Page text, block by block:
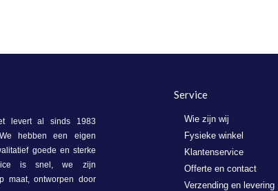
Service
Wie zijn wij
Fysieke winkel
Klantenservice
Offerte en contact
Verzending en levering
levert al sinds 1983
hebben een eigen
goede en sterke
is snel, we zijn
maat, ontworpen door